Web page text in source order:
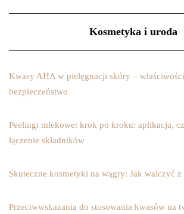
Kosmetyka i uroda
Kwasy AHA w pielęgnacji skóry –
bezpieczeństwo
Peelingi mlekowe: krok po kroku: aplikacja,
łączenie składników
Skuteczne kosmetyki na wągry: Jak walczyć
Przeciwwskazania do stosowania kwasów na